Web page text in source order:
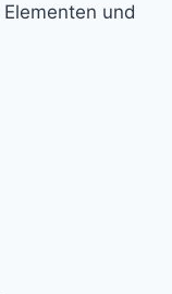
und